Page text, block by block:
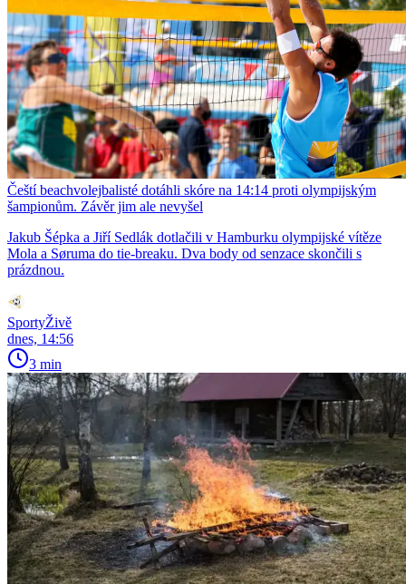
Čeští beachvolejbalisté dotáhli skóre na 14:14 proti olympijským
šampionům. Závěr jim ale nevyšel
Jakub Šépka a Jiří Sedlák dotlačili v Hamburku olympijské vítěze
Mola a Søruma do tie-breaku. Dva body od senzace skončili s
prázdnou.
SportyŽivě
dnes, 14:56
3 min